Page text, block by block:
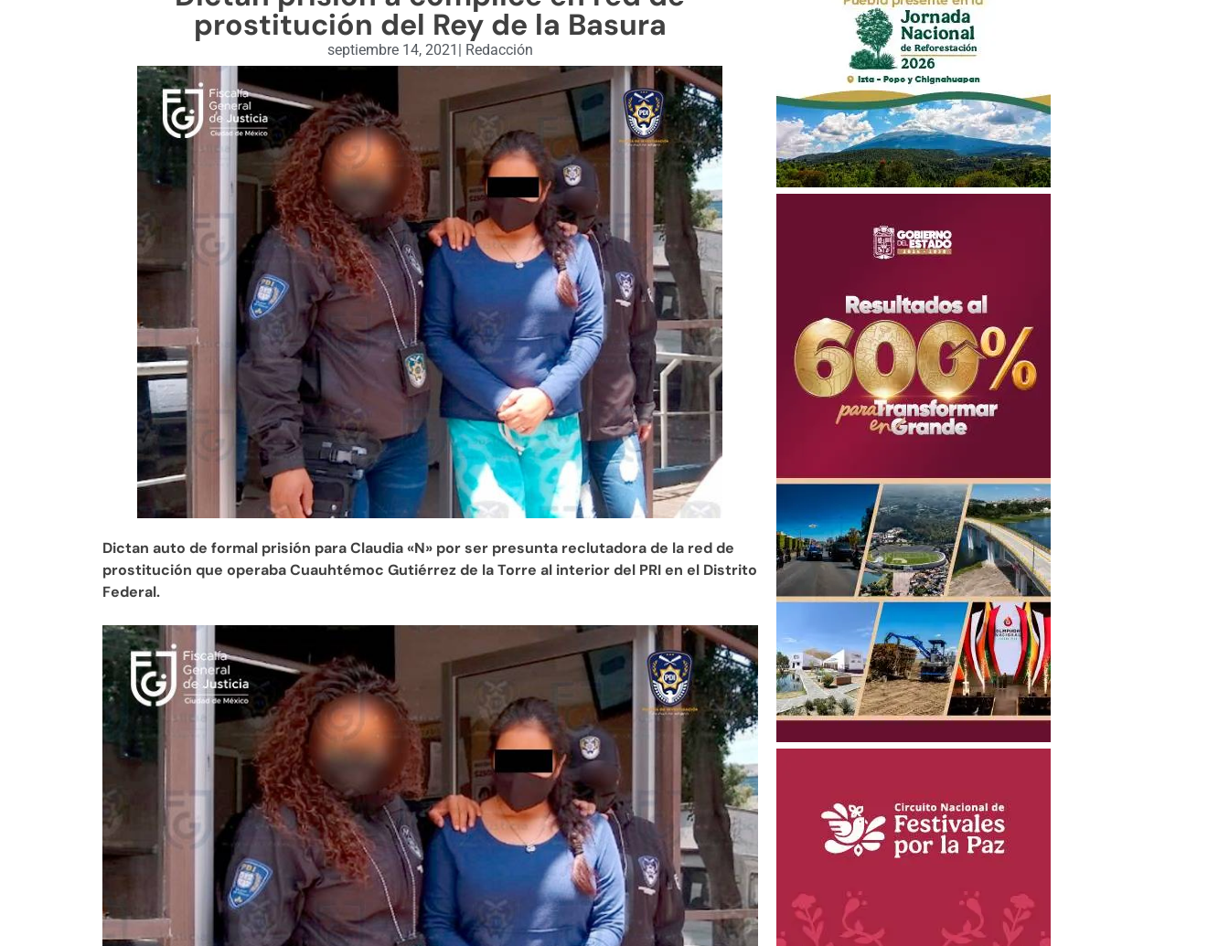
prostitución del Rey de la Basura
septiembre 14, 2021 Redacción
Dictan auto de formal prisión para Claudia «N» por ser presunta reclutadora de la red de
prostitución que operaba Cuauhtémoc Gutiérrez de la Torre al interior del PRI en el Distrito
Federal.